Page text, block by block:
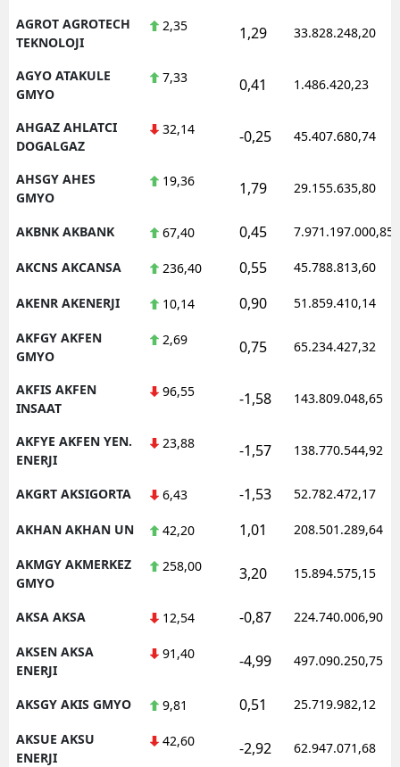
AGROT AGROTECH
TEKNOLOJI
2,35 1,29 33.828.248,20
AGYO ATAKULE
GMYO
7,33 0,41 1.486.420,23
AHGAZ AHLATCI
DOGALGAZ
32,14 -0,25 45.407.680,74
AHSGY AHES
GMYO
19,36 1,79 29.155.635,80
AKBNK AKBANK 67,40 0,45 7.971.197.000,85
AKCNS AKCANSA 236,40 0,55 45.788.813,60
AKENR AKENERJI 10,14 0,90 51.859.410,14
AKFGY AKFEN
GMYO
2,69 0,75 65.234.427,32
AKFIS AKFEN
INSAAT
96,55 -1,58 143.809.048,65
AKFYE AKFEN YEN.
ENERJI
23,88 -1,57 138.770.544,92
AKGRT AKSIGORTA 6,43 -1,53 52.782.472,17
AKHAN AKHAN UN 42,20 1,01 208.501.289,64
AKMGY AKMERKEZ
GMYO
258,00 3,20 15.894.575,15
AKSA AKSA 12,54 -0,87 224.740.006,90
AKSEN AKSA
ENERJI
91,40 -4,99 497.090.250,75
AKSGY AKIS GMYO 9,81 0,51 25.719.982,12
AKSUE AKSU
ENERJI
42,60 -2,92 62.947.071,68